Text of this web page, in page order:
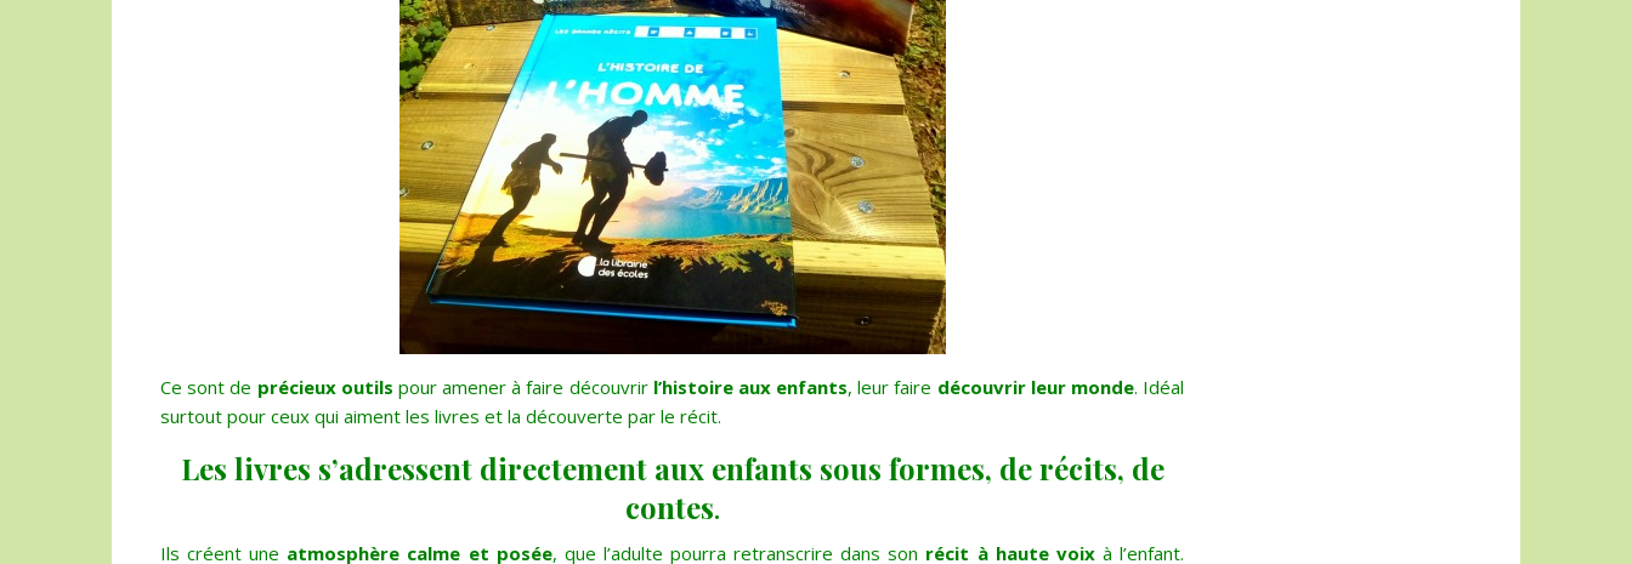
Ce sont de précieux outils pour amener à faire découvrir l’histoire aux enfants, leur faire découvrir leur monde. Idéal
surtout pour ceux qui aiment les livres et la découverte par le récit.
Les livres s’adressent directement aux enfants sous formes, de récits, de
contes.
Ils créent une atmosphère calme et posée, que l’adulte pourra retranscrire dans son récit à haute voixà l’enfant.